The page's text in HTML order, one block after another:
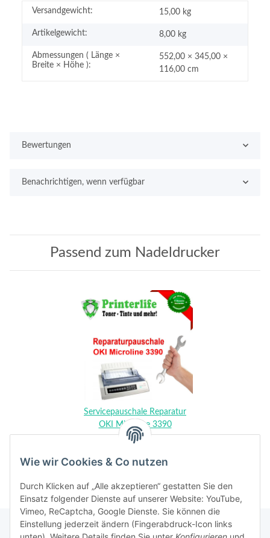
Versandgewicht: 15,00 kg
Artikelgewicht: 8,00 kg
Abmessungen ( Länge ×
Breite × Höhe ):
552,00 × 345,00 ×
116,00 cm
Bewertungen
Benachrichtigen, wenn verfügbar
Passend zum Nadeldrucker
Servicepauschale Reparatur
OKI Microline 3390
159,00 €*
Wie wir Cookies & Co nutzen
Durch Klicken auf „Alle akzeptieren“ gestatten Sie den
Einsatz folgender Dienste auf unserer Website: YouTube,
Vimeo, ReCaptcha, Google Dienste. Sie können die
Einstellung jederzeit ändern (Fingerabdruck-Icon links